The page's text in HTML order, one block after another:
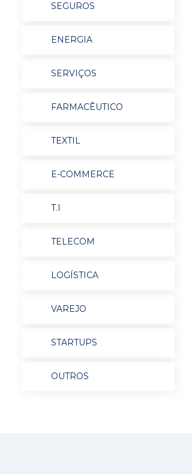
SEGUROS
ENERGIA
SERVIÇOS
FARMACÊUTICO
TEXTIL
E-COMMERCE
T.I
TELECOM
LOGÍSTICA
VAREJO
STARTUPS
OUTROS